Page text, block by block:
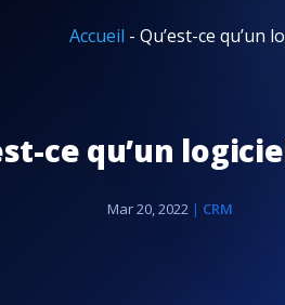
Accueil - Qu’est-ce qu’un
ce qu’un
Mar 20, 2022 | CRM